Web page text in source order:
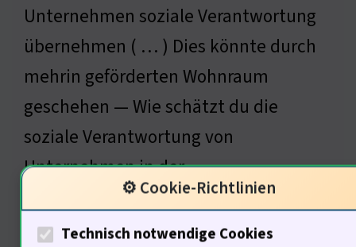
Unternehmen soziale Verantwortung
übernehmen ( … ) Dies könnte durch
mehrin geförderten Wohnraum
geschehen — Wie schätzt du die
soziale Verantwortung von
Unternehmen in der
Immobilienbranche ein?
⚙️ Cookie-Richtlinien
Technisch notwendige Cookies